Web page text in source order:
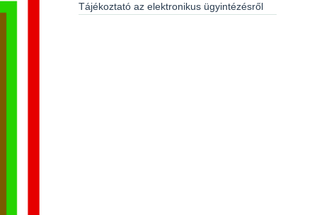
Tájékoztató az elektronikus ügyintézésről